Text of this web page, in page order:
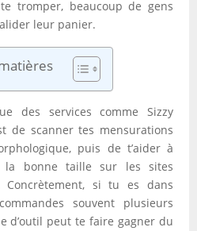
tromper, beaucoup de gens
leur panier.
des services comme Sizzy
de scanner tes mensurations
puis de t’aider à
la bonne taille sur les sites
Concrètement, si tu es dans
souvent plusieurs
d’outil peut te faire gagner du